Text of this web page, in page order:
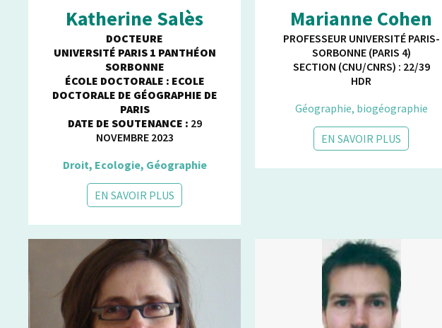
Katherine Salès
DOCTEURE
UNIVERSITÉ PARIS 1 PANTHÉON
SORBONNE
ÉCOLE DOCTORALE : ECOLE
DOCTORALE DE GÉOGRAPHIE DE
PARIS
DATE DE SOUTENANCE : 29
NOVEMBRE 2023
Droit, Ecologie, Géographie
EN SAVOIR PLUS
Marianne Cohen
PROFESSEUR UNIVERSITÉ PARIS-
SORBONNE (PARIS 4)
SECTION (CNU/CNRS) : 22/39
HDR
Géographie, biogéographie
EN SAVOIR PLUS